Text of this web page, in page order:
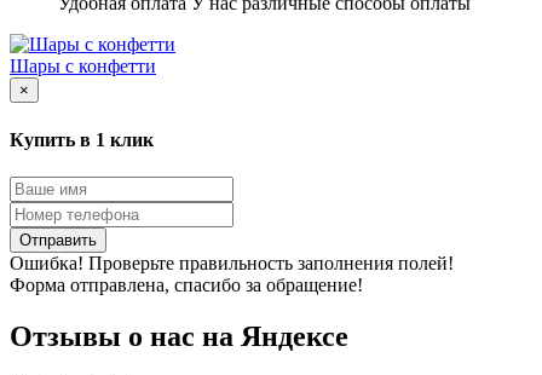
Шары с конфетти
×
Купить в 1 клик
Отправить
Ошибка! Проверьте правильность заполнения полей!
Форма отправлена, спасибо за обращение!
Отзывы о нас на Яндексе